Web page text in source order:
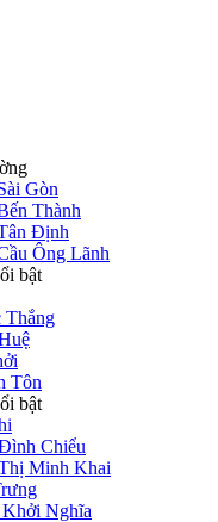
Gòn
Thành
Định
Ông Lãnh
bật
Tôn
bật
Chiểu
Minh Khai
Nghĩa